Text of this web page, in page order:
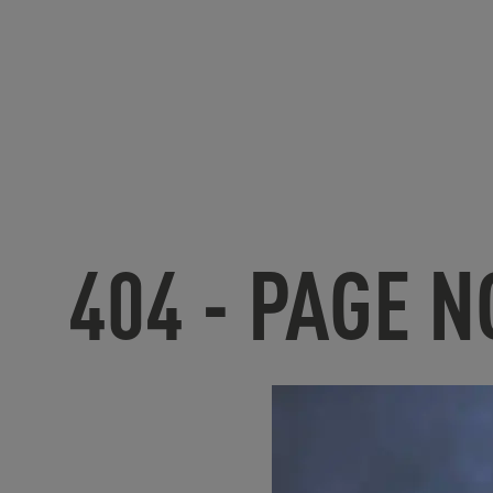
404 - PAGE